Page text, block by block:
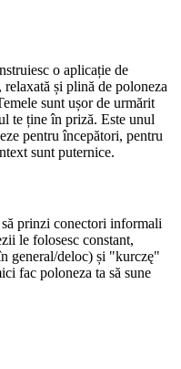
o aplicație de
și plină de poloneza
sunt ușor de urmărit
te ține în priză. Este unul
pentru începători, pentru
sunt puternice.
prinzi conectori informali
le folosesc constant,
general/deloc) și "kurczę"
fac poloneza ta să sune